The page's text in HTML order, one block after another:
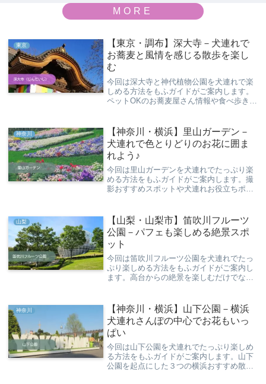
東京
【東京・調布】深大寺－犬連れで
お蕎麦と風情を感じる散歩を楽し
む
今回は深大寺と神代植物公園を犬連れで楽
しめる方法をもふガイドがご案内します。
ペットOKのお蕎麦屋さん情報や食べ歩きや
神奈川
【神奈川・横浜】里山ガーデン－
犬連れで色とりどりのお花に囲ま
れよう♪
今回は里山ガーデンを犬連れでたっぷり楽
める方法をもふガイドがご案内します。撮
影おすすめスポットや犬連れお役立ちポイ
山梨
【山梨・山梨市】笛吹川フルーツ
公園－パフェも楽しめる絶景スポ
ット
今回は笛吹川フルーツ公園を犬連れでたっ
ぷり楽しめる方法をもふガイドがご案内し
ます。高台からの絶景を楽しむだけでな
神奈川
【神奈川・横浜】山下公園－横浜
犬連れさんぽの中心でお花もいっ
ぱい
今回は山下公園を犬連れでたっぷり楽しめ
る方法をもふガイドがご案内します。山下
公園を起点にした３つの横浜おすすめ散策